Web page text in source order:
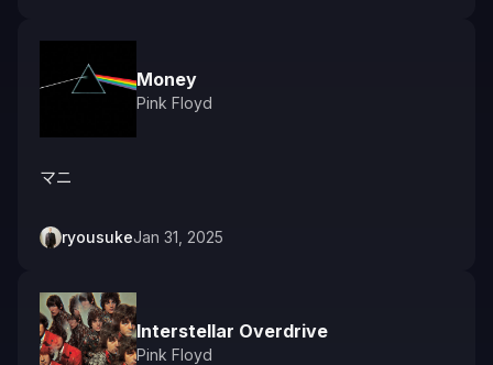
Money
Pink Floyd
マニ
ryousukeJan 31, 2025
Interstellar Overdrive
Pink Floyd